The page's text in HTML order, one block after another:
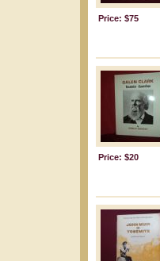
Price: $75
Price: $20